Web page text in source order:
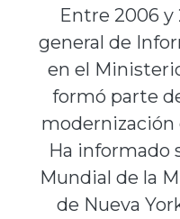
Entre 2006 y
general de
en el
formó parte
modernización
Ha informado
Mundial de la
de Nueva